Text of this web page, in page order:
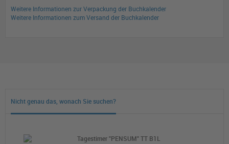
Weitere Informationen zur Verpackung der Buchkalender
Weitere Informationen zum Versand der Buchkalender
Nicht genau das, wonach Sie suchen?